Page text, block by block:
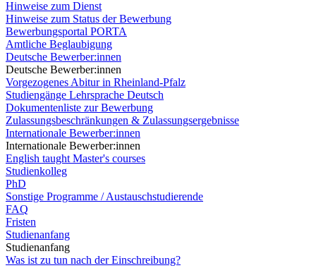
Hinweise zum Dienst
Hinweise zum Status der Bewerbung
Bewerbungsportal PORTA
Amtliche Beglaubigung
Deutsche Bewerber:innen
Deutsche Bewerber:innen
Vorgezogenes Abitur in Rheinland-Pfalz
Studiengänge Lehrsprache Deutsch
Dokumentenliste zur Bewerbung
Zulassungsbeschränkungen & Zulassungsergebnisse
Internationale Bewerber:innen
Internationale Bewerber:innen
English taught Master's courses
Studienkolleg
PhD
Sonstige Programme / Austauschstudierende
FAQ
Fristen
Studienanfang
Studienanfang
Was ist zu tun nach der Einschreibung?